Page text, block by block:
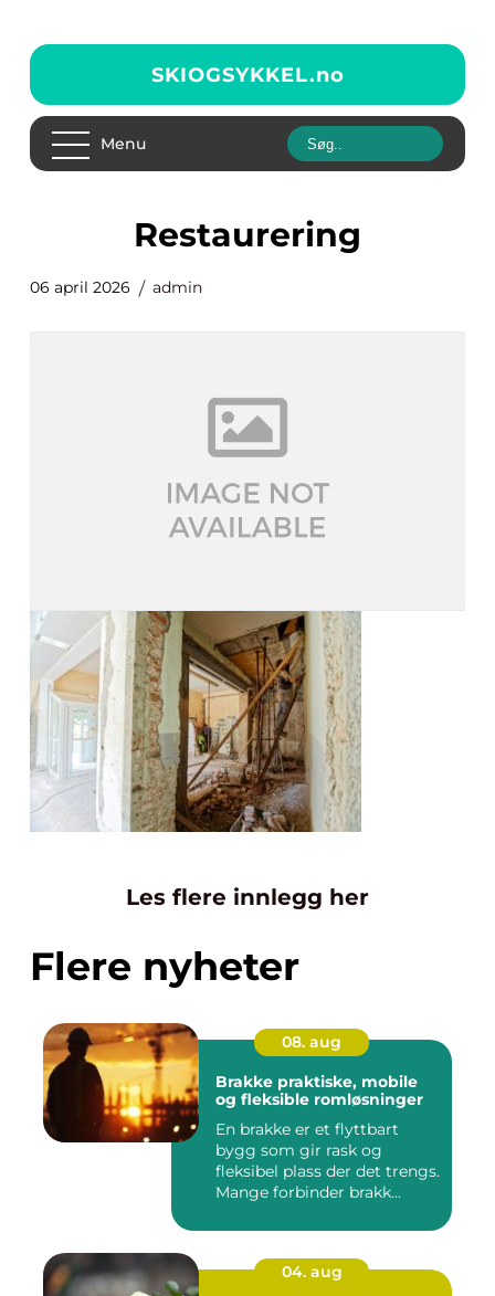
SKIOGSYKKEL.no
Menu
Restaurering
06 april 2026 admin
Les flere innlegg her
Flere nyheter
08. aug
Brakke praktiske, mobile
og fleksible romløsninger
En brakke er et flyttbart
bygg som gir rask og
fleksibel plass der det trengs.
Mange forbinder brakk...
04. aug